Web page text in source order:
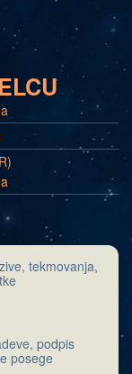
tekmovanja,
podpis
posege